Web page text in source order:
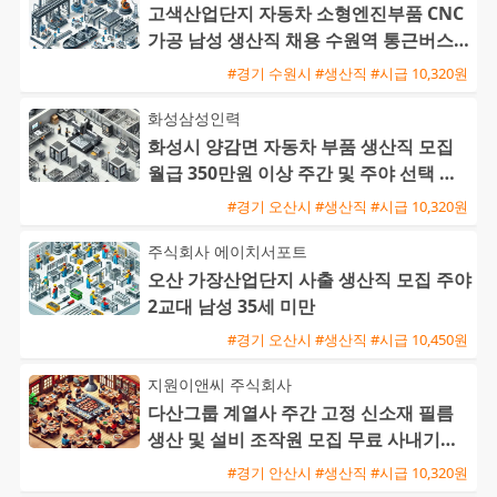
고색산업단지 자동차 소형엔진부품 CNC
가공 남성 생산직 채용 수원역 통근버스
#경기 수원시 #생산직 #시급 10,320원
화성삼성인력
화성시 양감면 자동차 부품 생산직 모집
월급 350만원 이상 주간 및 주야 선택 가
능 초보 및 외국인 환영
#경기 오산시 #생산직 #시급 10,320원
주식회사 에이치서포트
오산 가장산업단지 사출 생산직 모집 주야
2교대 남성 35세 미만
#경기 오산시 #생산직 #시급 10,450원
지원이앤씨 주식회사
다산그룹 계열사 주간 고정 신소재 필름
생산 및 설비 조작원 모집 무료 사내기숙
#경기 안산시 #생산직 #시급 10,320원